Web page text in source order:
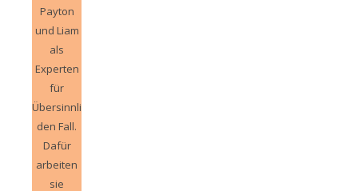
Payton
und Liam
als
Experten
für
Übersinnliches
den Fall.
Dafür
arbeiten
sie